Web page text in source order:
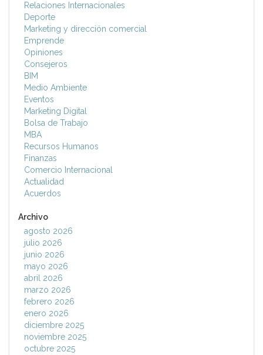
Relaciones Internacionales
Deporte
Marketing y dirección comercial
Emprende
Opiniones
Consejeros
BIM
Medio Ambiente
Eventos
Marketing Digital
Bolsa de Trabajo
MBA
Recursos Humanos
Finanzas
Comercio Internacional
Actualidad
Acuerdos
Archivo
agosto 2026
julio 2026
junio 2026
mayo 2026
abril 2026
marzo 2026
febrero 2026
enero 2026
diciembre 2025
noviembre 2025
octubre 2025